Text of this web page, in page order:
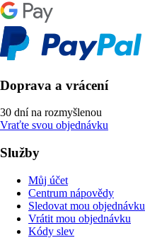
Doprava a vrácení
30 dní na rozmyšlenou
Vraťte svou objednávku
Služby
Můj účet
Centrum nápovědy
Sledovat mou objednávku
Vrátit mou objednávku
Kódy slev